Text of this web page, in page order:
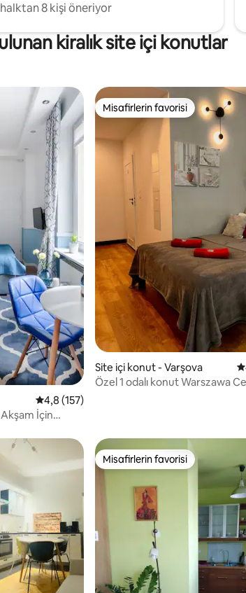
8 kişi öneriyor
kiralık site içi konutlar
5 üzerinden ortalama 4,8 puan, 157
4,8 (157)
İçin
Misafirlerin favorisi
Misafirlerin favorisi
Site içi konut - Varşova 5
Özel 1 odalı konut Warszawa
Misafirlerin favorisi
Misafirlerin favorisi